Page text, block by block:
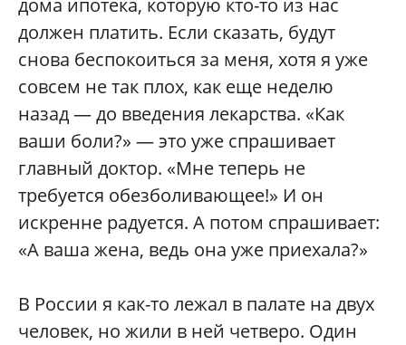
дома ипотека, которую кто-то из нас
должен платить. Если сказать, будут
снова беспокоиться за меня, хотя я уже
совсем не так плох, как еще неделю
назад — до введения лекарства. «Как
ваши боли?» — это уже спрашивает
главный доктор. «Мне теперь не
требуется обезболивающее!» И он
искренне радуется. А потом спрашивает:
«А ваша жена, ведь она уже приехала?»
В России я как-то лежал в палате на двух
человек, но жили в ней четверо. Один